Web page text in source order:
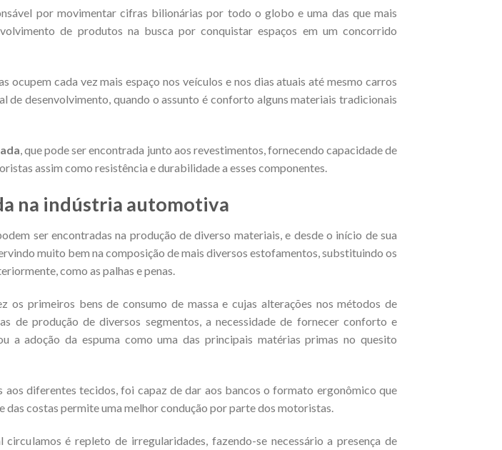
por movimentar cifras bilionárias por todo o globo e uma das que mais
de produtos na busca por conquistar espaços em um concorrido
ocupem cada vez mais espaço nos veículos e nos dias atuais até mesmo carros
de desenvolvimento, quando o assunto é conforto alguns materiais tradicionais
, que pode ser encontrada junto aos revestimentos, fornecendo capacidade de
assim como resistência e durabilidade a esses componentes.
na indústria automotiva
ser encontradas na produção de diverso materiais, e desde o início de sua
muito bem na composição de mais diversos estofamentos, substituindo os
como as palhas e penas.
os primeiros bens de consumo de massa e cujas alterações nos métodos de
de produção de diversos segmentos, a necessidade de fornecer conforto e
a adoção da espuma como uma das principais matérias primas no quesito
aos diferentes tecidos, foi capaz de dar aos bancos o formato ergonômico que
das costas permite uma melhor condução por parte dos motoristas.
é repleto de irregularidades, fazendo-se necessário a presença de